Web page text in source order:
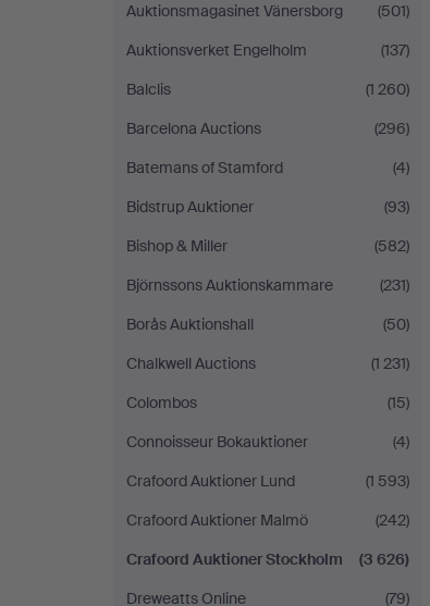
Auktionsmagasinet Vänersborg
(501)
Auktionsverket Engelholm
(137)
Balclis
(1 260)
Barcelona Auctions
(296)
Batemans of Stamford
(4)
Bidstrup Auktioner
(93)
Bishop & Miller
(582)
Björnssons Auktionskammare
(231)
Borås Auktionshall
(50)
Chalkwell Auctions
(1 231)
Colombos
(15)
Connoisseur Bokauktioner
(4)
Crafoord Auktioner Lund
(1 593)
Crafoord Auktioner Malmö
(242)
Crafoord Auktioner Stockholm
(3 626)
Dreweatts Online
(79)